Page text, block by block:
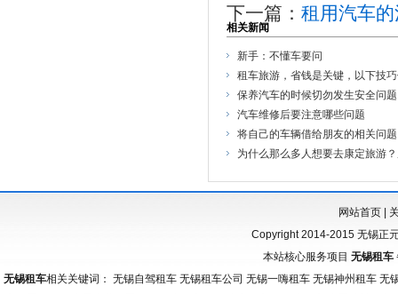
下一篇： 租用汽车
相关新闻
新手：不懂车要问
租车旅游，省钱是关键，以下技
保养汽车的时候切勿发生安全问题
汽车维修后要注意哪些问题
将自己的车辆借给朋友的相关问题
为什么那么多人想要去康定旅游
网站首页|
Copyright 2014-2015 无锡正
本站核心服务项目 无锡租车
无锡租车相关关键词： 无锡自驾租车 无锡租车公司 无锡一嗨租车 无锡神州租车